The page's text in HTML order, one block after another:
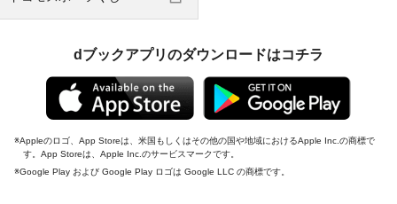
dブックアプリのダウンロードはコチラ
Appleのロゴ、App Storeは、米国もしくはその他の国や地域におけるApple Inc.の商標で
す。App Storeは、Apple Inc.のサービスマークです。
Google Play および Google Play ロゴは Google LLC の商標です。